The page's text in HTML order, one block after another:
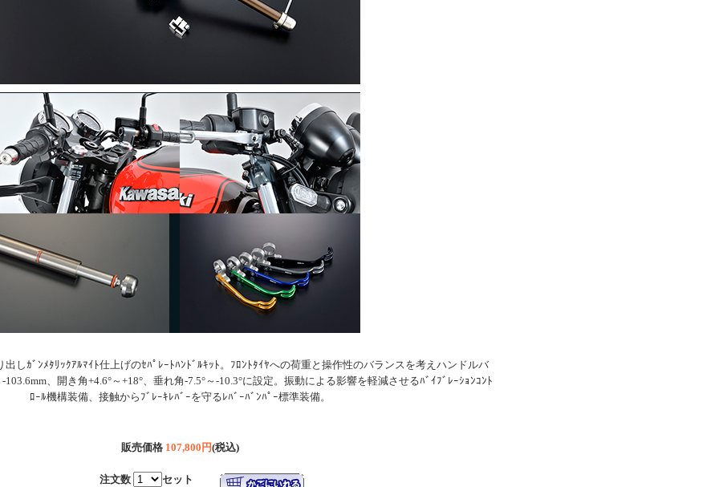
しｶﾞﾝﾒﾀﾘｯｸｱﾙﾏｲﾄ仕上げのｾﾊﾟﾚｰﾄﾊﾝﾄﾞﾙｷｯﾄ。ﾌﾛﾝﾄﾀｲﾔへの荷重と操作性のバランスを考えハンドルバ
、開き角+4.6°～+18°、垂れ角-7.5°～-10.3°に設定。振動による影響を軽減させるﾊﾞｲﾌﾞﾚｰｼｮﾝｺﾝﾄ
ﾛｰﾙ機構装備、接触からﾌﾞﾚｰｷﾚﾊﾞｰを守るﾚﾊﾞｰﾊﾞﾝﾊﾟｰ標準装備。
販売価格 107,800円(税込)
注文数 セット